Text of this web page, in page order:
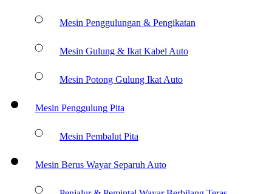
Mesin Penggulungan & Pengikatan
Mesin Gulung & Ikat Kabel Auto
Mesin Potong Gulung Ikat Auto
Mesin Penggulung Pita
Mesin Pembalut Pita
Mesin Berus Wayar Separuh Auto